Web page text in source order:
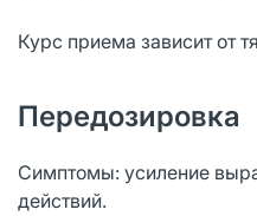
Курс приема зависит от
Передозировка
Симптомы: усиление
действий.